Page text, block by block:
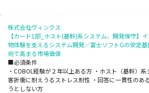
株式会社ヴィンクス
【カード1部_ホスト(基幹)系システム、開発保守】
物体験を支えるシステム開発／富士ソフトGの安定
術で高まる市場価値
■必須条件
・COBOL経験が２年以上ある方 ・ホスト（基幹）
客折衝に耐えうるストレス耐性 ・回答に一貫性のあ
うとしない方